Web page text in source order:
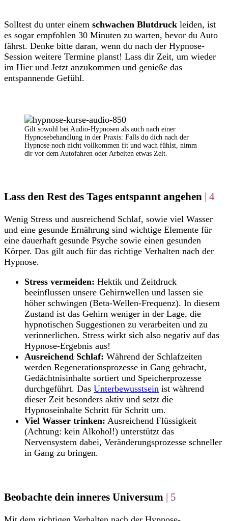
Solltest du unter einem schwachen Blutdruck leiden, ist
es sogar empfohlen 30 Minuten zu warten, bevor du Auto
fährst. Denke bitte daran, wenn du nach der Hypnose-
Session weitere Termine planst! Lass dir Zeit, um wieder
im Hier und Jetzt anzukommen und genieße das
entspannende Gefühl.
Gilt sowohl bei Audio-Hypnosen als auch nach einer
Hypnosebehandlung in der Praxis: Falls du dich nach der
Hypnose noch nicht vollkommen fit und wach fühlst, nimm
dir vor dem Autofahren oder Arbeiten etwas Zeit.
Lass den Rest des Tages entspannt angehen | 4
Wenig Stress und ausreichend Schlaf, sowie viel Wasser
und eine gesunde Ernährung sind wichtige Elemente für
eine dauerhaft gesunde Psyche sowie einen gesunden
Körper. Das gilt auch für das richtige Verhalten nach der
Hypnose.
Stress vermeiden: Hektik und Zeitdruck
beeinflussen unsere Gehirnwellen und lassen sie
höher schwingen (Beta-Wellen-Frequenz). In diesem
Zustand ist das Gehirn weniger in der Lage, die
hypnotischen Suggestionen zu verarbeiten und zu
verinnerlichen. Stress wirkt sich also negativ auf das
Hypnose-Ergebnis aus!
Ausreichend Schlaf: Während der Schlafzeiten
werden Regenerationsprozesse in Gang gebracht,
Gedächtnisinhalte sortiert und Speicherprozesse
durchgeführt. Das Unterbewusstsein ist während
dieser Zeit besonders aktiv und setzt die
Hypnoseinhalte Schritt für Schritt um.
Viel Wasser trinken: Ausreichend Flüssigkeit
(Achtung: kein Alkohol!) unterstützt das
Nervensystem dabei, Veränderungsprozesse schneller
in Gang zu bringen.
Beobachte dein inneres Universum | 5